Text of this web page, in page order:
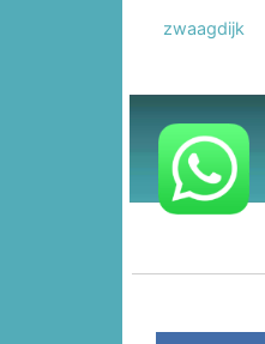
zwaagdijk